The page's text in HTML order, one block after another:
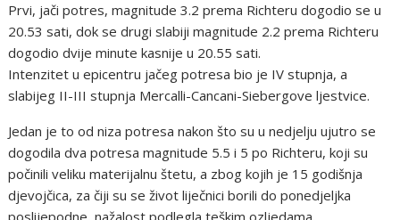
Prvi, jači potres, magnitude 3.2 prema Richteru dogodio se u
20.53 sati, dok se drugi slabiji magnitude 2.2 prema Richteru
dogodio dvije minute kasnije u 20.55 sati.
Intenzitet u epicentru jačeg potresa bio je IV stupnja, a
slabijeg II-III stupnja Mercalli-Cancani-Siebergove ljestvice.
Jedan je to od niza potresa nakon što su u nedjelju ujutro se
dogodila dva potresa magnitude 5.5 i 5 po Richteru, koji su
počinili veliku materijalnu štetu, a zbog kojih je 15 godišnja
djevojčica, za čiji su se život liječnici borili do ponedjeljka
poslijepodne, nažalost podlegla teškim ozljedama.